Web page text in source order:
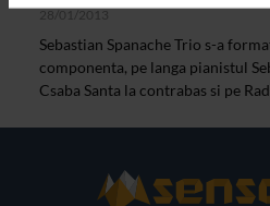
28/01/2013
Sebastian Spanache Trio s-a
componenta, pe langa pianistul
Csaba Santa la contrabas si pe